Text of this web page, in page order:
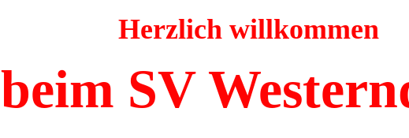
Herzlich willkommen
beim SV